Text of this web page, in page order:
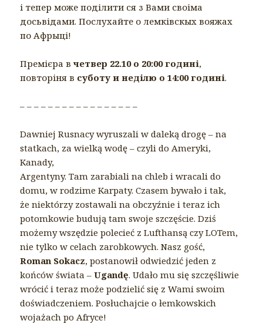
і тепер може поділити ся з Вами своіма
досьвідами. Послухайте о лемківскых вояжах
по Афрыці!
Премієра вчетвер 22.10 о 20:00 годині,
повторіня в суботу и неділю о 14:00 годині.
– – – – – – – – – – – – – – – – –
Dawniej Rusnacy wyruszali w daleką drogę – na
statkach, za wielką wodę – czyli do Ameryki,
Kanady,
Argentyny. Tam zarabiali na chleb i wracali do
domu, w rodzime Karpaty. Czasem bywało i tak,
że niektórzy zostawali na obczyźnie i teraz ich
potomkowie budują tam swoje szczęście. Dziś
możemy wszędzie polecieć z Lufthansą czy LOTem,
nie tylko w celach zarobkowych. Nasz gość,
Roman Sokacz, postanowił odwiedzić jeden z
końców świata –Ugandę. Udało mu się szczęśliwie
wrócić i teraz może podzielić się z Wami swoim
doświadczeniem. Posłuchajcie o łemkowskich
wojażach po Afryce!